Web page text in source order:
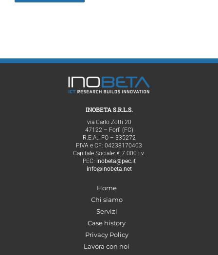
INOBETA S.R.L.S.
via Carlo Zotti 20
47122 – Forlì (FC)
R.E.A.: FO – 335272
P.IVA e CF: 04238170403
Capitale Sociale: € 7.000 i.v.
PEC: inobeta@pec.it
info@inobeta.net
Home
Chi siamo
Servizi
Case history
Privacy Policy
Lavora con noi